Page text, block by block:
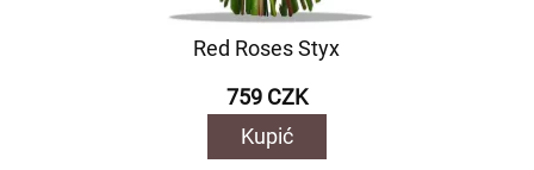
Red Roses Styx
759 CZK
Kupić